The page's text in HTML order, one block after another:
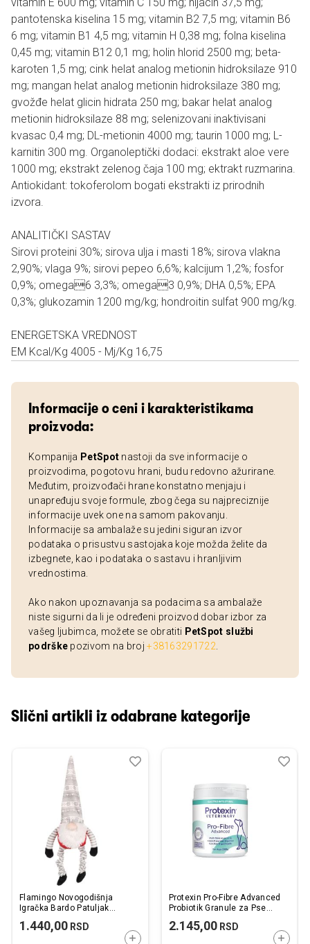
pantotenska kiselina 15 mg; vitamin B2 7,5 mg; vitamin B6
6 mg; vitamin B1 4,5 mg; vitamin H 0,38 mg; folna kiselina
0,45 mg; vitamin B12 0,1 mg; holin hlorid 2500 mg; beta-
karoten 1,5 mg; cink helat analog metionin hidroksilaze 910
mg; mangan helat analog metionin hidroksilaze 380 mg;
gvožđe helat glicin hidrata 250 mg; bakar helat analog
metionin hidroksilaze 88 mg; selenizovani inaktivisani
kvasac 0,4 mg; DL-metionin 4000 mg; taurin 1000 mg; L-
karnitin 300 mg. Organoleptički dodaci: ekstrakt aloe vere
1000 mg; ekstrakt zelenog čaja 100 mg; ektrakt ruzmarina.
Antiokidant: tokoferolom bogati ekstrakti iz prirodnih
izvora.
ANALITIČKI SASTAV
Sirovi proteini 30%; sirova ulja i masti 18%; sirova vlakna
2,90%; vlaga 9%; sirovi pepeo 6,6%; kalcijum 1,2%; fosfor
0,9%; omega6 3,3%; omega3 0,9%; DHA 0,5%; EPA
0,3%; glukozamin 1200 mg/kg; hondroitin sulfat 900 mg/kg.
ENERGETSKA VREDNOST
EM Kcal/Kg 4005 - Mj/Kg 16,75
Informacije o ceni i karakteristikama
proizvoda:
Kompanija PetSpot nastoji da sve informacije o
proizvodima, pogotovu hrani, budu redovno ažurirane.
Međutim, proizvođači hrane konstatno menjaju i
unapređuju svoje formule, zbog čega su najpreciznije
informacije uvek one na samom pakovanju.
Informacije sa ambalaže su jedini siguran izvor
podataka o prisustvu sastojaka koje možda želite da
izbegnete, kao i podataka o sastavu i hranljivim
vrednostima.
Ako nakon upoznavanja sa podacima sa ambalaže
niste sigurni da li je određeni proizvod dobar izbor za
vašeg ljubimca, možete se obratiti PetSpot službi
podrške pozivom na broj+38163291722
Slični artikli iz odabrane kategorije
Flamingo Novogodišnja
Igračka Bardo Patuljak
1.440,00 RSD
DODAJTE U KORPU
Dodaj
Uporedi
Protexin Pro-Fibre Advanced
Probiotik Granule za Pse
2.145,00RSD